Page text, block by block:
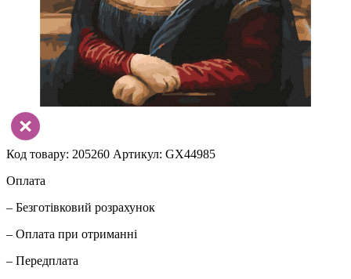
Код товару: 205260 Артикул: GX44985
Оплата
– Безготівковий розрахунок
– Оплата при отриманні
– Передплата